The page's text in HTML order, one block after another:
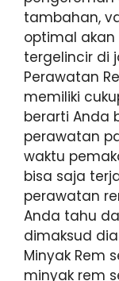
tambahan,
optimal akan
tergelincir di
Perawatan
memiliki
berarti Anda
perawatan
waktu
bisa saja
perawatan
Anda tahu
dimaksud
Minyak Rem
minyak rem